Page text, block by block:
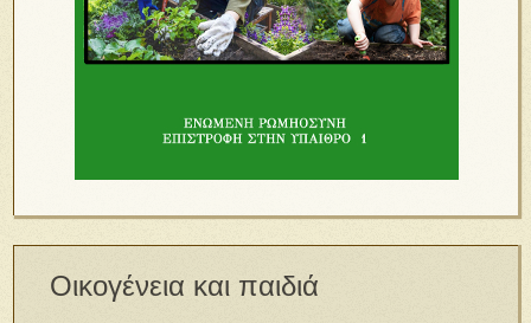
Οικογένεια και παιδιά